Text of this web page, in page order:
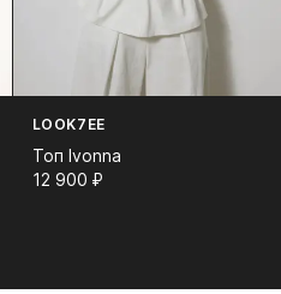
LOOK7EE
Топ Ivonna
12 900⁠ ⁠₽